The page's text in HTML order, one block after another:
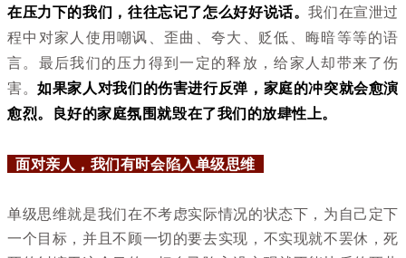
在压力下的我们，往往忘记了怎么好好说话。我们在宣泄过
程中对家人使用嘲讽、歪曲、夸大、贬低、晦暗等等的语
言。最后我们的压力得到一定的释放，给家人却带来了伤
害。如果家人对我们的伤害进行反弹，家庭的冲突就会愈演
愈烈。良好的家庭氛围就毁在了我们的放肆性上。
面对亲人，我们有时会陷入单级思维
单级思维就是我们在不考虑实际情况的状态下，为自己定下
一个目标，并且不顾一切的要去实现，不实现就不罢休，死